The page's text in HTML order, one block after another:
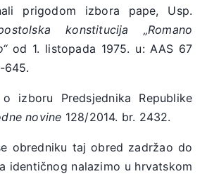
prigodom izbora pape, Usp.
konstitucija „Romano
od 1. listopada 1975. u: AAS 67
645.
izboru Predsjednika Republike
novine 128/2014. br. 2432.
obredniku taj obred zadržao do
identičnog nalazimo u hrvatskom